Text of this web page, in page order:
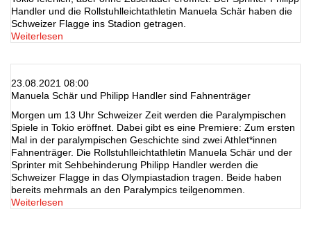
Handler und die Rollstuhlleichtathletin Manuela Schär haben die
Schweizer Flagge ins Stadion getragen.
Weiterlesen
23.08.2021 08:00
Manuela Schär und Philipp Handler sind Fahnenträger
Morgen um 13 Uhr Schweizer Zeit werden die Paralympischen
Spiele in Tokio eröffnet. Dabei gibt es eine Premiere: Zum ersten
Mal in der paralympischen Geschichte sind zwei Athlet*innen
Fahnenträger. Die Rollstuhlleichtathletin Manuela Schär und der
Sprinter mit Sehbehinderung Philipp Handler werden die
Schweizer Flagge in das Olympiastadion tragen. Beide haben
bereits mehrmals an den Paralympics teilgenommen.
Weiterlesen